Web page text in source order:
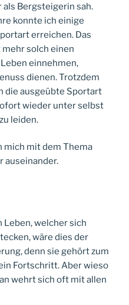
Bergsteigerin sah.
konnte ich einige
erreichen. Das
solch einen
einnehmen,
dienen. Trotzdem
die ausgeübte Sportart
wieder unter selbst
leiden.
mich mit dem Thema
auseinander.
Leben, welcher sich
wäre dies der
denn sie gehört zum
Fortschritt. Aber wieso
wehrt sich oft mit allen